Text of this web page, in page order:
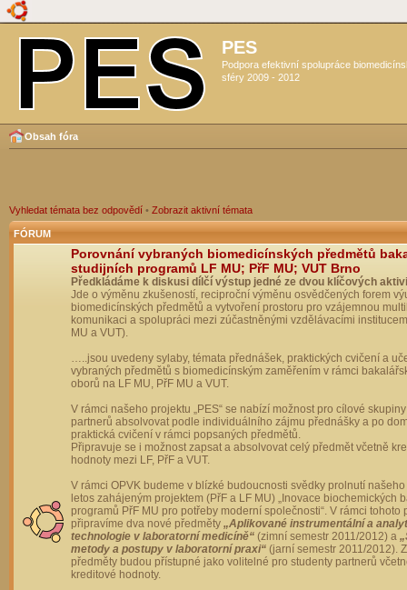
PES
Podpora efektivní spolupráce
sféry 2009 - 2012
Obsah fóra
Vyhledat témata bez odpovědí • Zobrazit aktivní témata
FÓRUM
Porovnání vybraných biomedicínských předmětů
studijních programů LF MU; PřF MU; VUT Brno
Předkládáme k diskusi dílčí výstup jedné ze dvou klíčových
Jde o výměnu zkušeností, reciproční výměnu osvědčených forem
biomedicínských předmětů a vytvoření prostoru pro vzájemnou
komunikaci a spolupráci mezi zúčastněnými vzdělávacími
MU a VUT).
…..jsou uvedeny sylaby, témata přednášek, praktických cvičení a
vybraných předmětů s biomedicínským zaměřením v rámci
oborů na LF MU, PřF MU a VUT.
V rámci našeho projektu „PES“ se nabízí možnost pro cílové
partnerů absolvovat podle individuálního zájmu přednášky a po
praktická cvičení v rámci popsaných předmětů.
Připravuje se i možnost zapsat a absolvovat celý předmět včetně
hodnoty mezi LF, PřF a VUT.
V rámci OPVK budeme v blízké budoucnosti svědky prolnutí
letos zahájeným projektem (PřF a LF MU) „Inovace biochemických
programů PřF MU pro potřeby moderní společnosti“. V rámci tohoto
připravíme dva nové předměty „Aplikované instrumentální a
technologie v laboratorní medicíně“ (zimní semestr 2011/2012) a
metody a postupy v laboratorní praxi“ (jarní semestr 2011/2012).
předměty budou přístupné jako volitelné pro studenty partnerů
kreditové hodnoty.